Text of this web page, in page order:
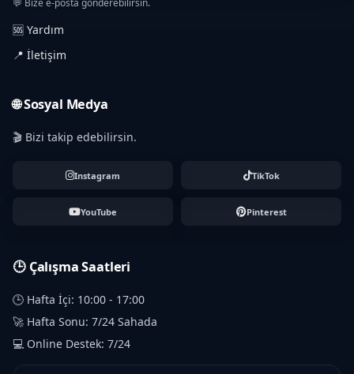
💬 Bize e-posta gönderebilirsin.
🆘 Yardım
📍 İletişim
🌐 Sosyal Medya
🎬 Bizi takip edebilirsin.
Instagram TikTok
YouTube Pinterest
🕒 Çalışma Saatleri
🕒 Hafta İçi: 10:00 - 17:00
🚀 Hafta Sonu: 7/24 Sahada
💻 Online Destek: 7/24